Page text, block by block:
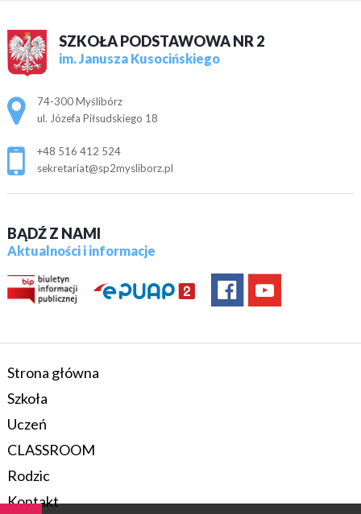
SZKOŁA PODSTAWOWA NR 2
im. Janusza Kusocińskiego
Adres pocztowy:
74-300 Myślibórz
ul. Józefa Piłsudskiego 18
+48 516 412 524
sekretariat@sp2mysliborz.pl
BĄDŹ Z NAMI
Aktualności i informacje
Strona główna
Szkoła
Uczeń
CLASSROOM
Rodzic
Kontakt